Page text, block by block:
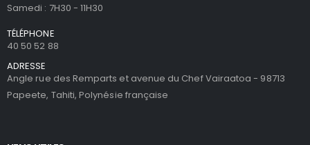
Samedi : 7H30 - 11H30
TÉLÉPHONE
40 50 52 88
ADRESSE
Angle rue des Remparts et avenue du Chef Vairaatoa - 98713
Papeete, Tahiti, Polynésie française